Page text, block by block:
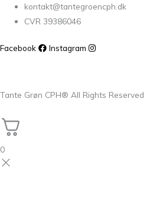
kontakt@tantegroencph.dk
CVR 39386046
Facebook Instagram
Tante Grøn CPH® All Rights Reserved
0